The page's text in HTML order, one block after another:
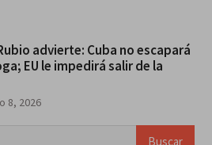
advierte: Cuba no escapará
EU le impedirá salir de la
8, 2026